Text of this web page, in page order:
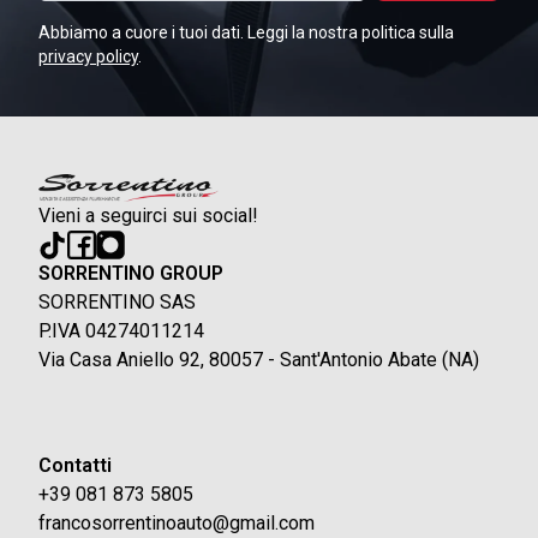
Abbiamo a cuore i tuoi dati. Leggi la nostra politica sulla
privacy policy.
Vieni a seguirci sui social!
SORRENTINO GROUP
SORRENTINO SAS
P.IVA 04274011214
Via Casa Aniello 92, 80057 - Sant'Antonio Abate (NA)
Contatti
+39 081 873 5805
francosorrentinoauto@gmail.com